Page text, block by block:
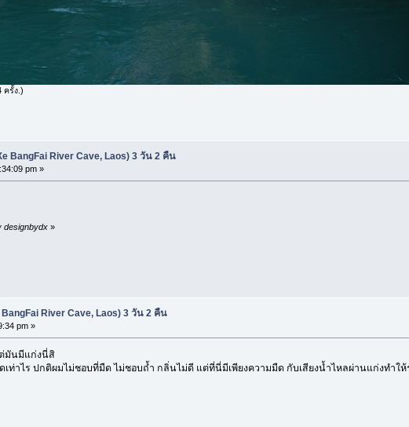
ครั้ง.)
BangFai River Cave, Laos) 3 วัน 2 คืน
pm »
designbydx»
River Cave, Laos) 3 วัน 2 คืน
pm »
ต่มันมีแก่งนี่สิ
ท่าไร ปกติผมไม่ชอบที่มืด ไม่ชอบถ้ำ กลิ่นไม่ดี แต่ที่นี่มีเพียงความมืด กับเสียงน้ำไหลผ่านแก่งทำใ